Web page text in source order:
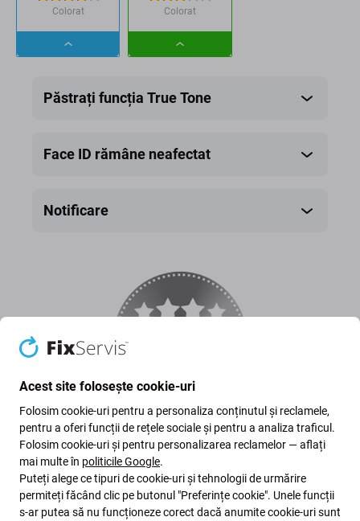
Colorat
Dropdown
Colorat
Dropdown
Păstrați funcția True Tone
Face ID rămâne neafectat
Notificare
PRO renovat
sunt piese originale care au fost scoase din
echipamentul original.
Cum ar fi ecranul tactil sau cadrul au fost înlocuite
Acest site folosește cookie-uri
Folosim cookie-uri pentru a personaliza conținutul și reclamele,
pentru a oferi funcții de rețele sociale și pentru a analiza traficul.
Folosim cookie-uri și pentru personalizarea reclamelor — aflați
mai multe în politicile Google.
Puteți alege ce tipuri de cookie-uri și tehnologii de urmărire
permiteți făcând clic pe butonul "Preferințe cookie". Unele funcții
s-ar putea să nu funcționeze corect dacă anumite cookie-uri sunt